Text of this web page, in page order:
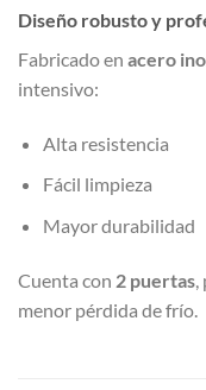
Diseño robusto y
Fabricado en acero
intensivo:
Alta resistencia
Fácil limpieza
Mayor durabilidad
Cuenta con 2 puertas
menor pérdida de frío.